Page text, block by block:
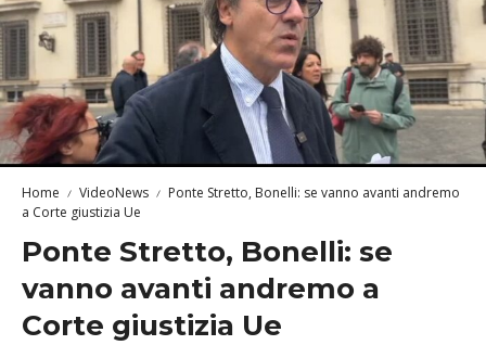
Home VideoNews
Ponte Stretto, Bonelli: se vanno avanti andremo
a Corte giustizia Ue
Ponte Stretto, Bonelli: se
vanno avanti andremo a
Corte giustizia Ue